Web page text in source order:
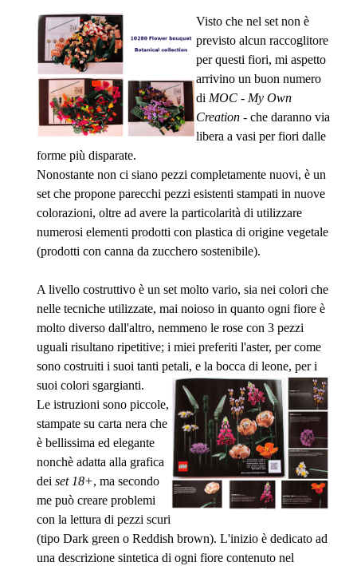
Visto che nel set non è
previsto alcun raccoglitore
per questi fiori, mi aspetto
arrivino un buon numero
di MOC - My Own
Creation - che daranno via
libera a vasi per fiori dalle
forme più disparate.
Nonostante non ci siano pezzi completamente nuovi, è un
set che propone parecchi pezzi esistenti stampati in nuove
colorazioni, oltre ad avere la particolarità di utilizzare
numerosi elementi prodotti con plastica di origine vegetale
(prodotti con canna da zucchero sostenibile).
A livello costruttivo è un set molto vario, sia nei colori che
nelle tecniche utilizzate, mai noioso in quanto ogni fiore è
molto diverso dall'altro, nemmeno le rose con 3 pezzi
uguali risultano ripetitive; i miei preferiti l'aster, per come
sono costruiti i suoi tanti petali, e la bocca di leone, per i
suoi colori sgargianti.
Le istruzioni sono piccole,
stampate su carta nera che
è bellissima ed elegante
nonchè adatta alla grafica
dei set 18+, ma secondo
me può creare problemi
con la lettura di pezzi scuri
(tipo Dark green o Reddish brown). L'inizio è dedicato ad
una descrizione sintetica di ogni fiore contenuto nel